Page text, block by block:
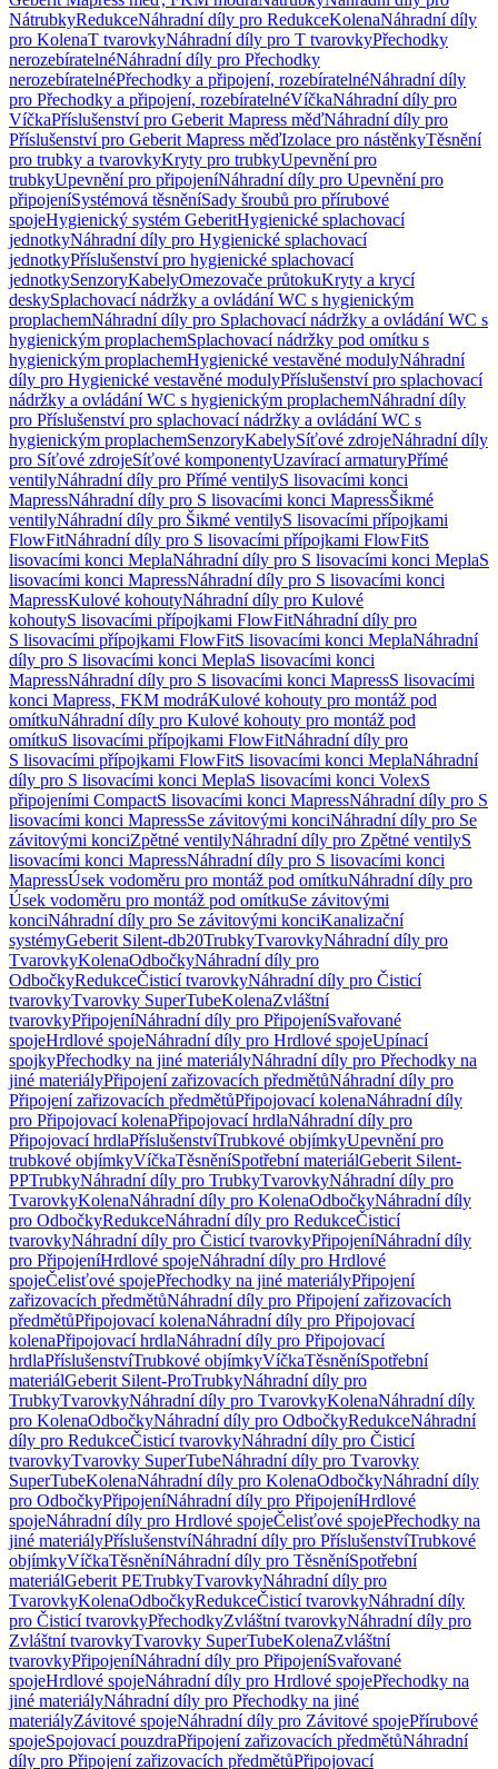
NátrubkyRedukceNáhradní díly pro RedukceKolenaNáhradní díly
pro KolenaT tvarovkyNáhradní díly pro T tvarovkyPřechodky
nerozebíratelnéNáhradní díly pro Přechodky
nerozebíratelnéPřechodky a připojení, rozebíratelnéNáhradní díly
pro Přechodky a připojení, rozebíratelnéVíčkaNáhradní díly pro
VíčkaPříslušenství pro Geberit Mapress měďNáhradní díly pro
Příslušenství pro Geberit Mapress měďIzolace pro nástěnkyTěsnění
pro trubky a tvarovkyKryty pro trubkyUpevnění pro
trubkyUpevnění pro připojeníNáhradní díly pro Upevnění pro
připojeníSystémová těsněníSady šroubů pro přírubové
spojeHygienický systém GeberitHygienické splachovací
jednotkyNáhradní díly pro Hygienické splachovací
jednotkyPříslušenství pro hygienické splachovací
jednotkySenzoryKabelyOmezovače průtokuKryty a krycí
deskySplachovací nádržky a ovládání WC s hygienickým
proplachemNáhradní díly pro Splachovací nádržky a ovládání WC s
hygienickým proplachemSplachovací nádržky pod omítku s
hygienickým proplachemHygienické vestavěné modulyNáhradní
díly pro Hygienické vestavěné modulyPříslušenství pro splachovací
nádržky a ovládání WC s hygienickým proplachemNáhradní díly
pro Příslušenství pro splachovací nádržky a ovládání WC s
hygienickým proplachemSenzoryKabelySíťové zdrojeNáhradní díly
pro Síťové zdrojeSíťové komponentyUzavírací armaturyPřímé
ventilyNáhradní díly pro Přímé ventilyS lisovacími konci
MapressNáhradní díly pro S lisovacími konci MapressŠikmé
ventilyNáhradní díly pro Šikmé ventilyS lisovacími přípojkami
FlowFitNáhradní díly pro S lisovacími přípojkami FlowFitS
lisovacími konci MeplaNáhradní díly pro S lisovacími konci MeplaS
lisovacími konci MapressNáhradní díly pro S lisovacími konci
MapressKulové kohoutyNáhradní díly pro Kulové
kohoutyS lisovacími přípojkami FlowFitNáhradní díly pro
S lisovacími přípojkami FlowFitS lisovacími konci MeplaNáhradní
díly pro S lisovacími konci MeplaS lisovacími konci
MapressNáhradní díly pro S lisovacími konci MapressS lisovacími
konci Mapress, FKM modráKulové kohouty pro montáž pod
omítkuNáhradní díly pro Kulové kohouty pro montáž pod
omítkuS lisovacími přípojkami FlowFitNáhradní díly pro
S lisovacími přípojkami FlowFitS lisovacími konci MeplaNáhradní
díly pro S lisovacími konci MeplaS lisovacími konci VolexS
připojeními CompactS lisovacími konci MapressNáhradní díly pro S
lisovacími konci MapressSe závitovými konciNáhradní díly pro Se
závitovými konciZpětné ventilyNáhradní díly pro Zpětné ventilyS
lisovacími konci MapressNáhradní díly pro S lisovacími konci
MapressÚsek vodoměru pro montáž pod omítkuNáhradní díly pro
Úsek vodoměru pro montáž pod omítkuSe závitovými
konciNáhradní díly pro Se závitovými konciKanalizační
systémyGeberit Silent-db20TrubkyTvarovkyNáhradní díly pro
TvarovkyKolenaOdbočkyNáhradní díly pro
OdbočkyRedukceČisticí tvarovkyNáhradní díly pro Čisticí
tvarovkyTvarovky SuperTubeKolenaZvláštní
tvarovkyPřipojeníNáhradní díly pro PřipojeníSvařované
spojeHrdlové spojeNáhradní díly pro Hrdlové spojeUpínací
spojkyPřechodky na jiné materiályNáhradní díly pro Přechodky na
jiné materiályPřipojení zařizovacích předmětůNáhradní díly pro
Připojení zařizovacích předmětůPřipojovací kolenaNáhradní díly
pro Připojovací kolenaPřipojovací hrdlaNáhradní díly pro
Připojovací hrdlaPříslušenstvíTrubkové objímkyUpevnění pro
trubkové objímkyVíčkaTěsněníSpotřební materiálGeberit Silent-
PPTrubkyNáhradní díly pro TrubkyTvarovkyNáhradní díly pro
TvarovkyKolenaNáhradní díly pro KolenaOdbočkyNáhradní díly
pro OdbočkyRedukceNáhradní díly pro RedukceČisticí
tvarovkyNáhradní díly pro Čisticí tvarovkyPřipojeníNáhradní díly
pro PřipojeníHrdlové spojeNáhradní díly pro Hrdlové
spojeČelisťové spojePřechodky na jiné materiályPřipojení
zařizovacích předmětůNáhradní díly pro Připojení zařizovacích
předmětůPřipojovací kolenaNáhradní díly pro Připojovací
kolenaPřipojovací hrdlaNáhradní díly pro Připojovací
hrdlaPříslušenstvíTrubkové objímkyVíčkaTěsněníSpotřební
materiálGeberit Silent-ProTrubkyNáhradní díly pro
TrubkyTvarovkyNáhradní díly pro TvarovkyKolenaNáhradní díly
pro KolenaOdbočkyNáhradní díly pro OdbočkyRedukceNáhradní
díly pro RedukceČisticí tvarovkyNáhradní díly pro Čisticí
tvarovkyTvarovky SuperTubeNáhradní díly pro Tvarovky
SuperTubeKolenaNáhradní díly pro KolenaOdbočkyNáhradní díly
pro OdbočkyPřipojeníNáhradní díly pro PřipojeníHrdlové
spojeNáhradní díly pro Hrdlové spojeČelisťové spojePřechodky na
jiné materiályPříslušenstvíNáhradní díly pro PříslušenstvíTrubkové
objímkyVíčkaTěsněníNáhradní díly pro TěsněníSpotřební
materiálGeberit PETrubkyTvarovkyNáhradní díly pro
TvarovkyKolenaOdbočkyRedukceČisticí tvarovkyNáhradní díly
pro Čisticí tvarovkyPřechodkyZvláštní tvarovkyNáhradní díly pro
Zvláštní tvarovkyTvarovky SuperTubeKolenaZvláštní
tvarovkyPřipojeníNáhradní díly pro PřipojeníSvařované
spojeHrdlové spojeNáhradní díly pro Hrdlové spojePřechodky na
jiné materiályNáhradní díly pro Přechodky na jiné
materiályZávitové spojeNáhradní díly pro Závitové spojePřírubové
spojeSpojovací pouzdraPřipojení zařizovacích předmětůNáhradní
díly pro Připojení zařizovacích předmětůPřipojovací